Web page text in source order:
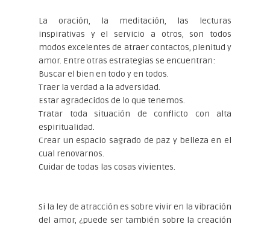
La oración, la meditación, las lecturas
inspirativas y el servicio a otros, son todos
modos excelentes de atraer contactos, plenitud y
amor. Entre otras estrategias se encuentran:
Buscar el bien en todo y en todos.
Traer la verdad a la adversidad.
Estar agradecidos de lo que tenemos.
Tratar toda situación de conflicto con alta
espiritualidad.
Crear un espacio sagrado de paz y belleza en el
cual renovarnos.
Cuidar de todas las cosas vivientes.
Si la ley de atracción es sobre vivir en la vibración
del amor, ¿puede ser también sobre la creación